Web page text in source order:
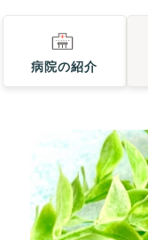
病院の紹介